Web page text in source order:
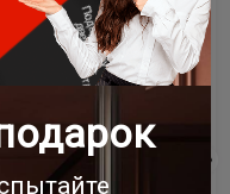
Цена за полотно
24 607 ₽
28 950 ₽